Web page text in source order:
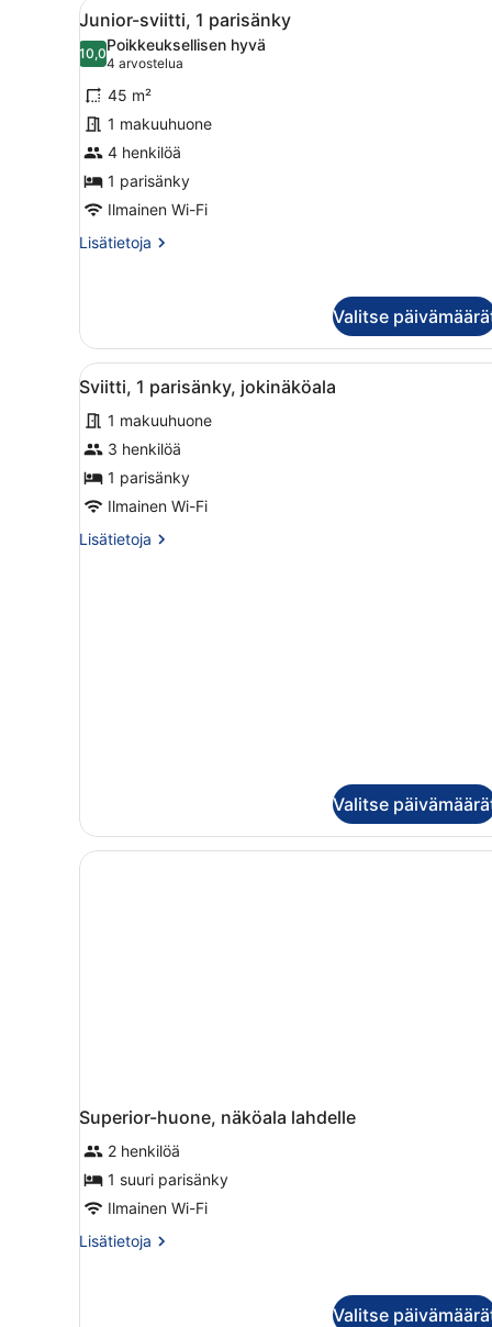
Avaa
kaikki
huonetyypin
Junior-
sviitti,
1
parisänky
kuvat
9
Junior-sviitti, 1 parisänky
10,010,0 kautta 10
Poikkeuksellisen hyvä
4 arvostelua
(4
arvostelua)
45 m²
1 makuuhuone
4 henkilöä
1 parisänky
Ilmainen Wi-Fi
Lisätietoja
Lisätietoja
parisänky
Valitse
Avaa
kaikki
huonetyypin
Sviitti,
1
parisänky,
kuvat
Moderni hotellihuone,
9
Sviitti, 1 parisänky, jokinäköala
1 makuuhuone
3 henkilöä
1 parisänky
Ilmainen Wi-Fi
Lisätietoja
Lisätietoja
Valitse
Superior-huone, näköala lahdelle
2 henkilöä
1 suuri parisänky
Ilmainen Wi-Fi
Lisätietoja
Lisätietoja
Valitse